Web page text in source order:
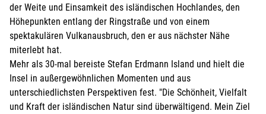
der Weite und Einsamkeit des isländischen Hochlandes, den
Höhepunkten entlang der Ringstraße und von einem
spektakulären Vulkanausbruch, den er aus nächster Nähe
miterlebt hat.
Mehr als 30-mal bereiste Stefan Erdmann Island und hielt die
Insel in außergewöhnlichen Momenten und aus
unterschiedlichsten Perspektiven fest. "Die Schönheit, Vielfalt
und Kraft der isländischen Natur sind überwältigend. Mein Ziel